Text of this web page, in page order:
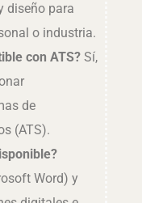
diseño para
o industria.
con ATS?Sí,
de
(ATS).
Word) y